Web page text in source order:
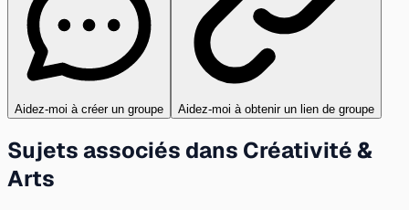
Aidez-moi à créer un groupe Aidez-moi à obtenir un lien de groupe
Sujets associés dans Créativité &
Arts